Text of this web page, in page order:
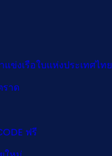
ข่งเรือใบแห่งประเทศไทย
ราด
ฟรี